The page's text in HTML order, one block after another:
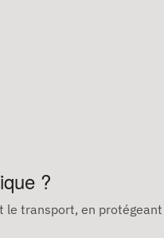
?
transport, en